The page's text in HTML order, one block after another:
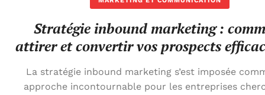
Stratégie inbound marketing :
attirer et convertir vos prospects
La stratégie inbound marketing s’est imposée
approche incontournable pour les entreprises